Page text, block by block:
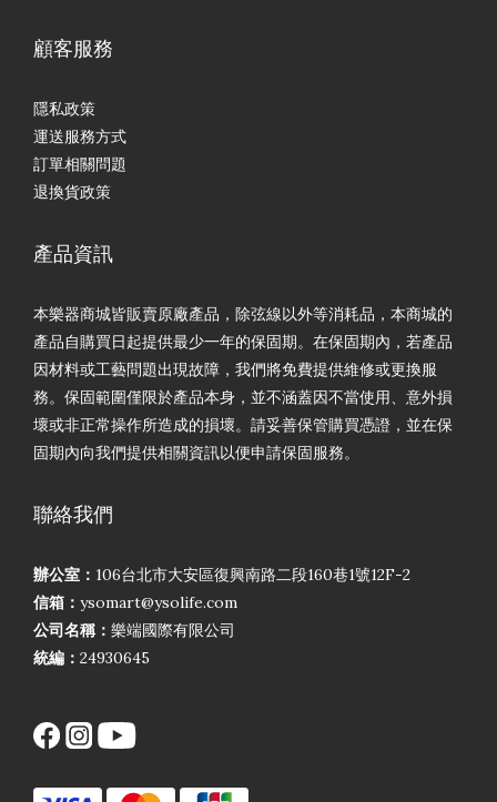
顧客服務
隱私政策
運送服務方式
訂單相關問題
退換貨政策
產品資訊
本樂器商城皆販賣原廠產品，除弦線以外等消耗品，本商城的
產品自購買日起提供最少一年的保固期。在保固期內，若產品
因材料或工藝問題出現故障，我們將免費提供維修或更換服
務。保固範圍僅限於產品本身，並不涵蓋因不當使用、意外損
壞或非正常操作所造成的損壞。請妥善保管購買憑證，並在保
固期內向我們提供相關資訊以便申請保固服務。
聯絡我們
辦公室： 106台北市大安區復興南路二段160巷1號12F-2
信箱： ysomart@ysolife.com
公司名稱： 樂端國際有限公司
統編： 24930645